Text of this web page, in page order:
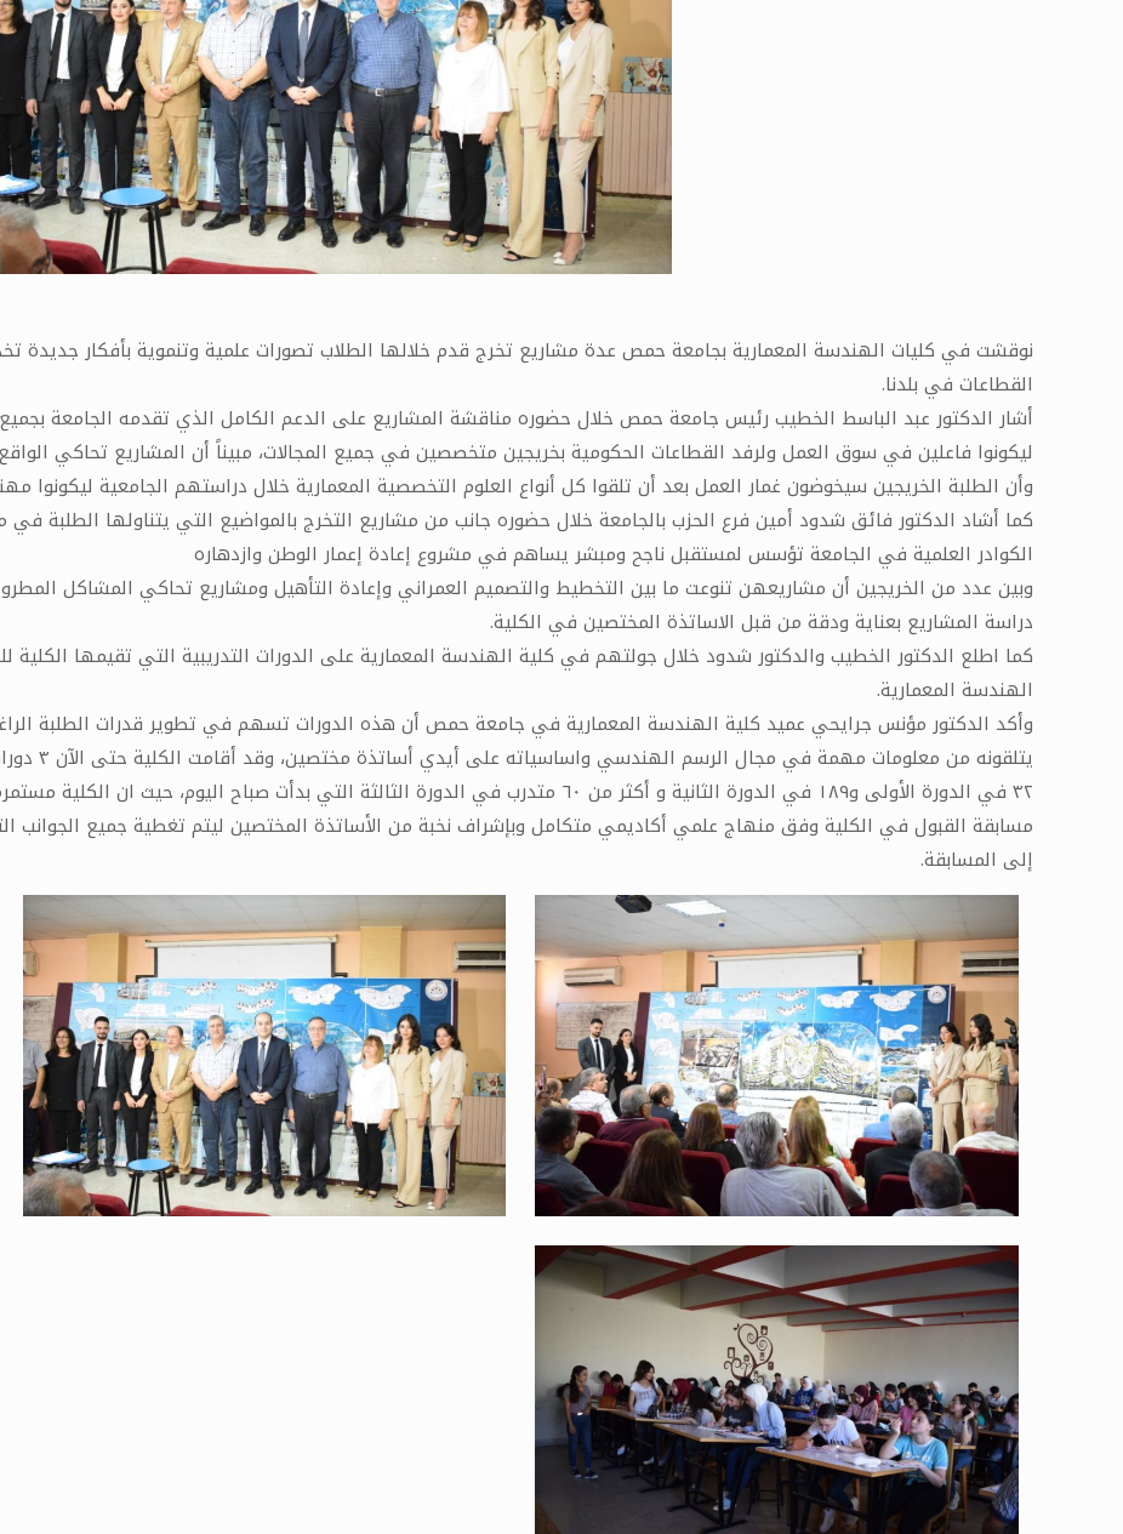
نوقشت في كليات الهندسة المعمارية بجامعة حمص عدة مشاريع تخرج قدم خلالها الطلاب تصورات علمية وتنموية بأفكار جديدة
القطاعات في بلدنا.
أشار الدكتور عبد الباسط الخطيب رئيس جامعة حمص خلال حضوره مناقشة المشاريع على الدعم الكامل الذي تقدمه الجامعة
ليكونوا فاعلين في سوق العمل ولرفد القطاعات الحكومية بخريجين متخصصين في جميع المجالات، مبيناً أن المشاريع تحاكي
وأن الطلبة الخريجين سيخوضون غمار العمل بعد أن تلقوا كل أنواع العلوم التخصصية المعمارية خلال دراستهم الجامعية ليكونوا
كما أشاد الدكتور فائق شدود أمين فرع الحزب بالجامعة خلال حضوره جانب من مشاريع التخرج بالمواضيع التي يتناولها الطلبة
الكوادر العلمية في الجامعة تؤسس لمستقبل ناجح ومبشر يساهم في مشروع إعادة إعمار الوطن وازدهاره
وبين عدد من الخريجين أن مشاريعهن تنوعت ما بين التخطيط والتصميم العمراني وإعادة التأهيل ومشاريع تحاكي المشاكل
دراسة المشاريع بعناية ودقة من قبل الاساتذة المختصين في الكلية.
كما اطلع الدكتور الخطيب والدكتور شدود خلال جولتهم في كلية الهندسة المعمارية على الدورات التدريبية التي تقيمها الكلية
الهندسة المعمارية.
وأكد الدكتور مؤنس جرايحي عميد كلية الهندسة المعمارية في جامعة حمص أن هذه الدورات تسهم في تطوير قدرات ‏الطلبة
٣٢ في الدورة الأولى و١٨٩ في الدورة الثانية و أكثر من ٦٠ متدرب في الدورة الثالثة التي بدأت صباح
مسابقة القبول في الكلية وفق منهاج علمي أكاديمي متكامل وبإشراف نخبة من الأساتذة المختصين ليتم تغطية جميع الجوانب
إلى المسابقة.